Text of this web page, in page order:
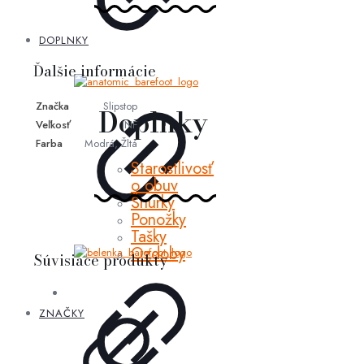
DOPLNKY
Doplnky
Starostlivosť
o obuv
Šnúrky
Ponožky
Tašky
Ozdoby
ZNAČKY
Ďalšie informácie
Značka
Slipstop
Veľkosť
INF
Farba
Modrá, Žltá
Súvisiace produkty